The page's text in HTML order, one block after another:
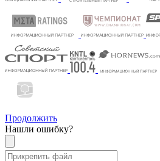
Продолжить
Нашли ошибку?